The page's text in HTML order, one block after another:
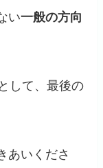
い一般の方向
として、最後の
あいくださ